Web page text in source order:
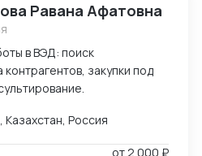
Равана Афатовна
в ВЭД: поиск
закупки под
Россия
от2 000 ₽